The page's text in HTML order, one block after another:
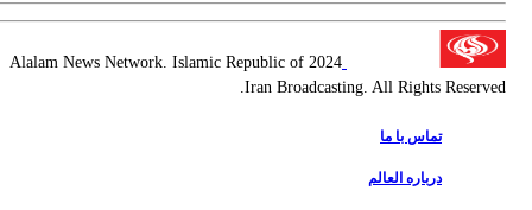
2024 Alalam News Network. Islamic Republic of
Iran Broadcasting. All Rights Reserved.
تماس با ما
درباره العالم